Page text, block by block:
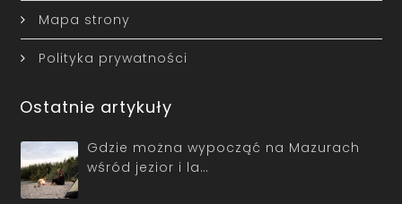
Mapa strony
Polityka prywatności
Ostatnie artykuły
Gdzie można wypocząć na Mazurach
wśród jezior i la…